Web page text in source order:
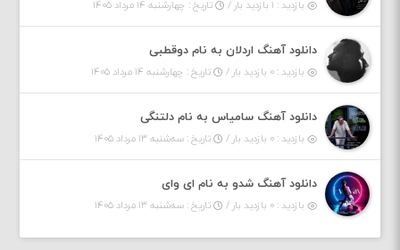
بازدید : ۱ بازدید بار / تاریخ : چهارشنبه ۱۴ مرداد ۱۴۰۵
دانلود آهنگ اردلان به نام دوقطبی
بازدید : ۰ بازدید بار / تاریخ : چهارشنبه ۱۴ مرداد ۱۴۰۵
دانلود آهنگ سامیاس به نام دلتنگی
بازدید : ۰ بازدید بار / تاریخ : سه‌شنبه ۱۳ مرداد ۱۴۰۵
دانلود آهنگ شدو به نام ای وای
بازدید : ۰ بازدید بار / تاریخ : سه‌شنبه ۱۳ مرداد ۱۴۰۵